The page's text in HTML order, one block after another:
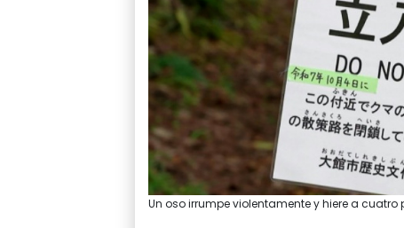
Un oso irrumpe violentamente y hiere a